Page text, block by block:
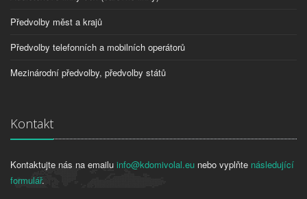
Předvolby měst a krajů
Předvolby telefonních a mobilních operátorů
Mezinárodní předvolby, předvolby států
Kontakt
Kontaktujte nás na emailu info@kdomivolal.eu nebo vyplňte následující
formulář.